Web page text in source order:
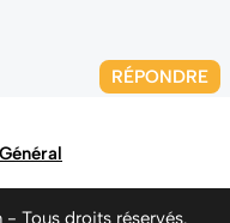
RÉPONDRE
Tous droits réservés.